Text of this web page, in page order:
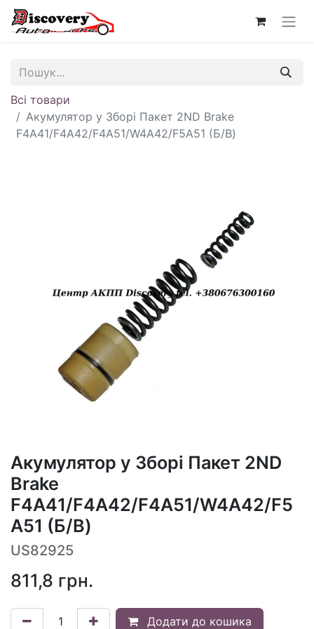
Всі товари
Акумулятор у Зборі Пакет 2ND Brake
F4A41/F4A42/F4A51/W4A42/F5A51 (Б/В)
Акумулятор у Зборі Пакет 2ND
Brake
F4A41/F4A42/F4A51/W4A42/F5
A51 (Б/В)
US82925
811,8 грн.
Додати до кошика